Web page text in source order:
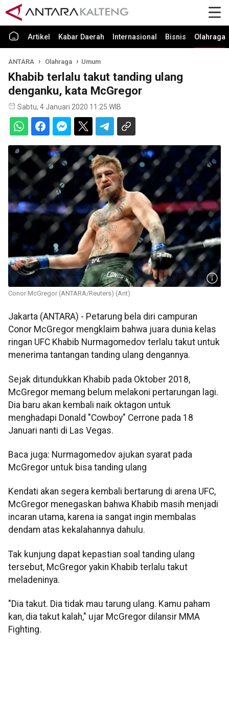
Artikel Kabar Daerah Internasional Bisnis Olahraga
ANTARA Olahraga Umum
Khabib terlalu takut tanding ulang
denganku, kata McGregor
Sabtu, 4 Januari 2020 11:25 WIB
Conor McGregor (ANTARA/Reuters) (Ant)
Jakarta (ANTARA) - Petarung bela diri campuran
Conor McGregor mengklaim bahwa juara dunia kelas
ringan UFC Khabib Nurmagomedov terlalu takut untuk
menerima tantangan tanding ulang dengannya.
Sejak ditundukkan Khabib pada Oktober 2018,
McGregor memang belum melakoni pertarungan lagi.
Dia baru akan kembali naik oktagon untuk
menghadapi Donald "Cowboy" Cerrone pada 18
Januari nanti di Las Vegas.
Baca juga: Nurmagomedov ajukan syarat pada
McGregor untuk bisa tanding ulang
Kendati akan segera kembali bertarung di arena UFC,
McGregor menegaskan bahwa Khabib masih menjadi
incaran utama, karena ia sangat ingin membalas
dendam atas kekalahannya dahulu.
Tak kunjung dapat kepastian soal tanding ulang
tersebut, McGregor yakin Khabib terlalu takut
meladeninya.
"Dia takut. Dia tidak mau tarung ulang. Kamu paham
kan, dia takut kalah," ujar McGregor dilansir MMA
Fighting.